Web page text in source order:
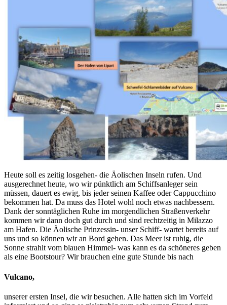
Heute soll es zeitig losgehen- die Äolischen Inseln rufen. Und
ausgerechnet heute, wo wir pünktlich am Schiffsanleger sein
müssen, dauert es ewig, bis jeder seinen Kaffee oder Cappucchino
bekommen hat. Da muss das Hotel wohl noch etwas nachbessern.
Dank der sonntäglichen Ruhe im morgendlichen Straßenverkehr
kommen wir dann doch gut durch und sind rechtzeitig in Milazzo
am Hafen. Die Äolische Prinzessin- unser Schiff- wartet bereits auf
uns und so können wir an Bord gehen. Das Meer ist ruhig, die
Sonne strahlt vom blauen Himmel- was kann es da schöneres geben
als eine Bootstour? Wir brauchen eine gute Stunde bis nach
Vulcano,
unserer ersten Insel, die wir besuchen. Alle hatten sich im Vorfeld